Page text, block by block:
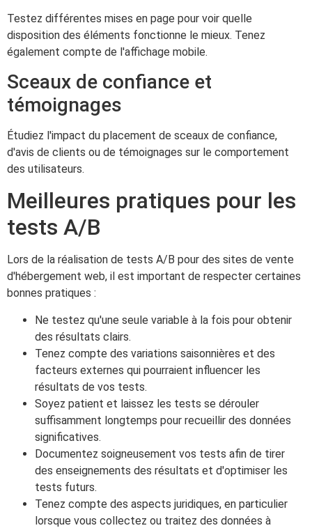
Testez différentes mises en page pour voir quelle
disposition des éléments fonctionne le mieux. Tenez
également compte de l'affichage mobile.
Sceaux de confiance et
témoignages
Étudiez l'impact du placement de sceaux de confiance,
d'avis de clients ou de témoignages sur le comportement
des utilisateurs.
Meilleures pratiques pour les
tests A/B
Lors de la réalisation de tests A/B pour des sites de vente
d'hébergement web, il est important de respecter certaines
bonnes pratiques :
Ne testez qu'une seule variable à la fois pour obtenir
des résultats clairs.
Tenez compte des variations saisonnières et des
facteurs externes qui pourraient influencer les
résultats de vos tests.
Soyez patient et laissez les tests se dérouler
suffisamment longtemps pour recueillir des données
significatives.
Documentez soigneusement vos tests afin de tirer
des enseignements des résultats et d'optimiser les
tests futurs.
Tenez compte des aspects juridiques, en particulier
lorsque vous collectez ou traitez des données à